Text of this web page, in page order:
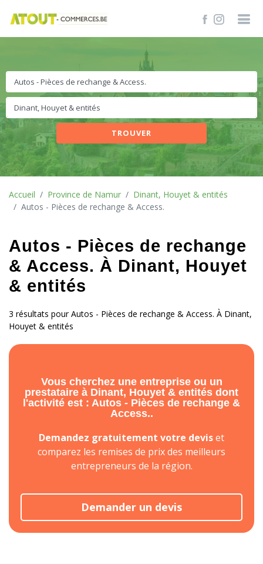
TROUVER
Accueil Province de Namur
Dinant, Houyet & entités
Autos - Pièces de rechange & Access.
Autos - Pièces de rechange
& Access. À Dinant, Houyet
& entités
3 résultats pour Autos - Pièces de rechange & Access. À Dinant,
Houyet & entités
Vous cherchez une entreprise ou un
prestataire à Dinant, Houyet & entités dont
l'activité est : Autos - Pièces de rechange &
Access..
Demandez gratuitement votre deviset
comparez les remises de prix des meilleurs
entrepreneurs de la région.
Demander un devis